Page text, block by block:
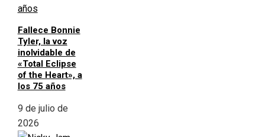
Fallece Bonnie
Tyler, la voz
inolvidable de
«Total Eclipse
of the Heart», a
los 75 años
9 de julio de
2026